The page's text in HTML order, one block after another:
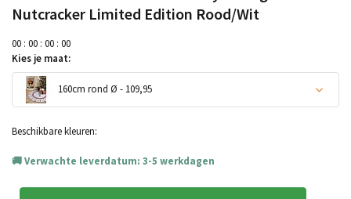
Nutcracker Limited Edition Rood/Wit
00 : 00 : 00 : 00
Kies je maat:
160cm rond Ø - 109,95
Beschikbare kleuren:
Verwachte leverdatum: 3-5 werkdagen